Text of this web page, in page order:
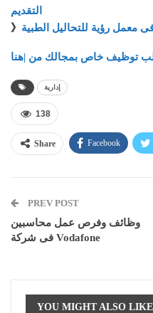
التقديم
》 معمل رؤية للتحاليل الطبية
توظيف خاص بمجالك من |هنا
إدارية
138
Share Facebook
PREV POST
وظائف وفرص عمل محاسبين
فى شركة Vodafone
YOU MIGHT ALSO LIKE